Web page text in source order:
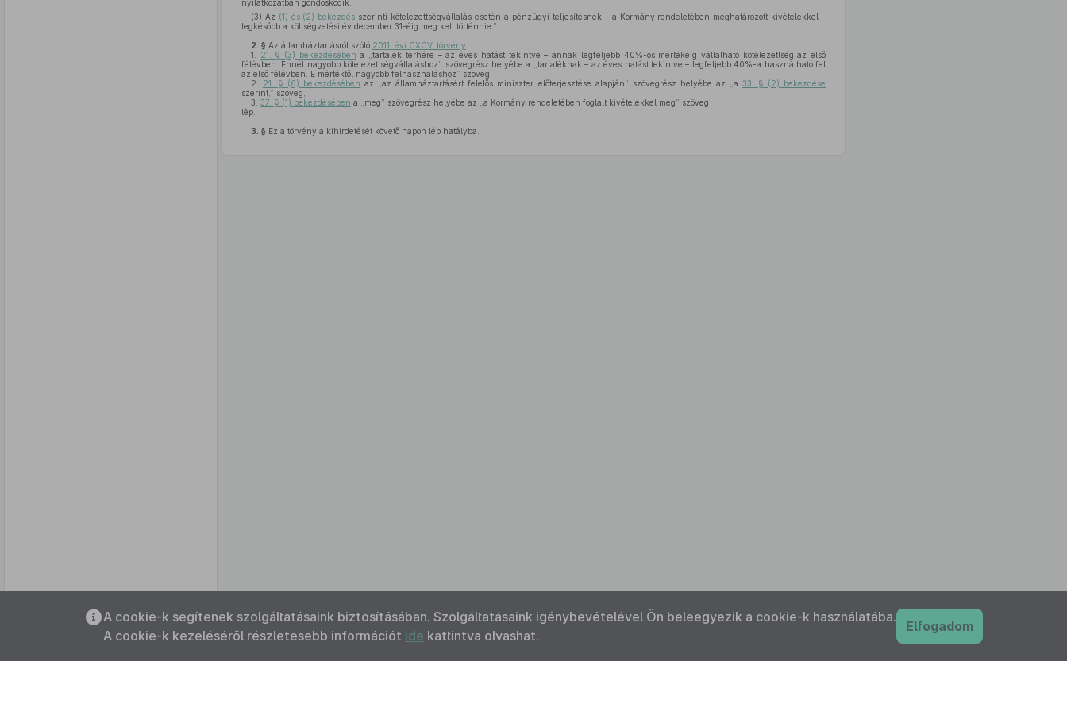
Az oldalmenübe visszatéréshez
ALT + S billentyűket.
nyilatkozatban gondoskodik.
(3) Az (1) és (2) bekezdés szerinti kötelezettségvállalás esetén a pénzügyi teljesítésnek – a Kormány rendeletében meghatározott kivételekkel –
legkésőbb a költségvetési év december 31-éig meg kell történnie.”
2. § Az államháztartásról szóló 2011. évi CXCV. törvény
1.
21. § (3) bekezdésében a „tartalék terhére – az éves hatást tekintve – annak legfeljebb 40%-os mértékéig vállalható kötelezettség az első
félévben. Ennél nagyobb kötelezettségvállaláshoz” szövegrész helyébe a „tartaléknak – az éves hatást tekintve – legfeljebb 40%-a használható fel
az első félévben. E mértéktől nagyobb felhasználáshoz” szöveg,
2.
21. § (6) bekezdésében az „az államháztartásért felelős miniszter előterjesztése alapján” szövegrész helyébe az „a 33. § (2) bekezdése
szerint,” szöveg,
3. 37. § (1) bekezdésében a „meg” szövegrész helyébe az „a Kormány rendeletében foglalt kivételekkel meg” szöveg
lép.
3. § Ez a törvény a kihirdetését követő napon lép hatályba.
A cookie-k segítenek szolgáltatásaink biztosításában. Szolgáltatásaink igénybevételével Ön beleegyezik a cookie-k használatába.
A cookie-k kezeléséről részletesebb információt ide kattintva olvashat.
Elfogadom